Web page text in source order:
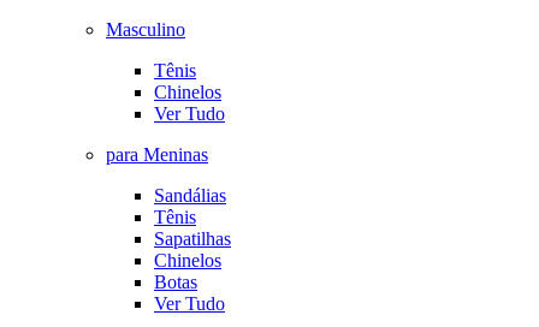
Masculino
Tênis
Chinelos
Ver Tudo
para Meninas
Sandálias
Tênis
Sapatilhas
Chinelos
Botas
Ver Tudo